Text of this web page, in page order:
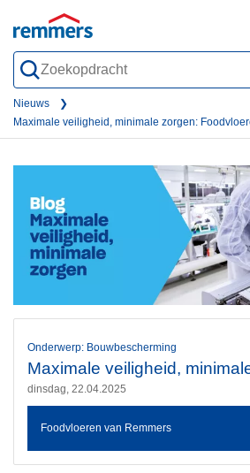
form
Nieuws
Maximale veiligheid, minimale zorgen:
Onderwerp: Bouwbescherming
Maximale veiligheid,
dinsdag, 22.04.2025
Foodvloeren van Remmers